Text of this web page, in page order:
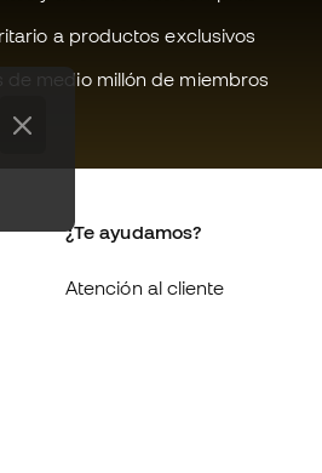
a productos exclusivos
de medio millón de miembros
¿Te ayudamos?
Atención al cliente